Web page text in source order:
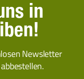
in
Newsletter